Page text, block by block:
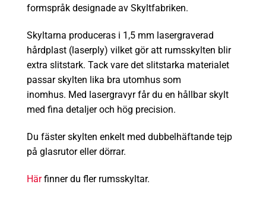
formspråk designade av Skyltfabriken.
Skyltarna produceras i 1,5 mm lasergraverad
hårdplast (laserply) vilket gör att rumsskylten blir
extra slitstark. Tack vare det slitstarka materialet
passar skylten lika bra utomhus som
inomhus. Med lasergravyr får du en hållbar skylt
med fina detaljer och hög precision.
Du fäster skylten enkelt med dubbelhäftande tejp
på glasrutor eller dörrar.
Här finner du fler rumsskyltar.